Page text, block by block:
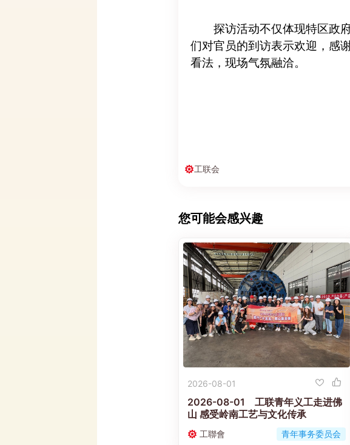
探访活动不仅体现特区政
们对官员的到访表示欢迎，感
看法，现场气氛融洽。
工联会
您可能会感兴趣
2026-08-01
2026-08-01 工联青年义工走进佛
山 感受岭南工艺与文化传承
工聯會 青年事务委员会